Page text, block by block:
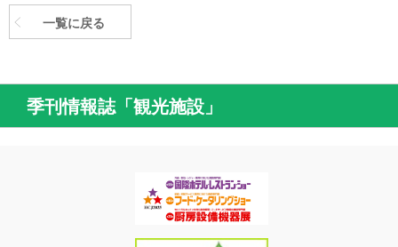
一覧に戻る
季刊情報誌「観光施設」